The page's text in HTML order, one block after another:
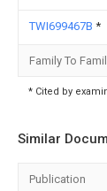
TWI699467B *
Family To
* Cited by
Similar
Publication